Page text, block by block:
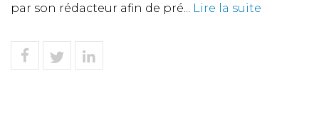
par son rédacteur afin de pré...
Lire la suite